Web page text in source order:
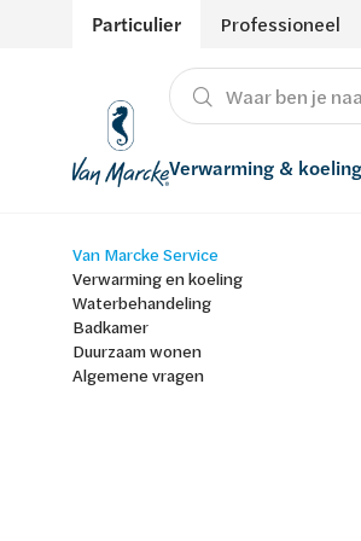
Particulier Professioneel
Verwarming & koeling
Verwarming
Koeling
Producten
Badkamers met richtprijs
Advies
Hernieuwbare energie
Ventilatie
Regenwaterrecuperatie
Waterontharders
Waterfilters
Van Marcke Service
Verwarming en koeling
Waterbehandeling
Badkamer
Duurzaam wonen
Algemene vragen